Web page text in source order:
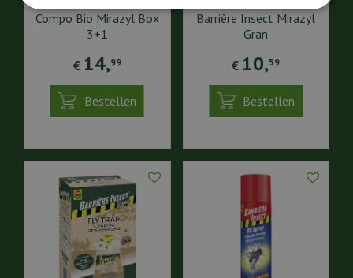
Compo Bio Mirazyl Box
3+1
€ 14,99
Bestellen
Barrière Insect Mirazyl
Gran
€ 10,59
Bestellen